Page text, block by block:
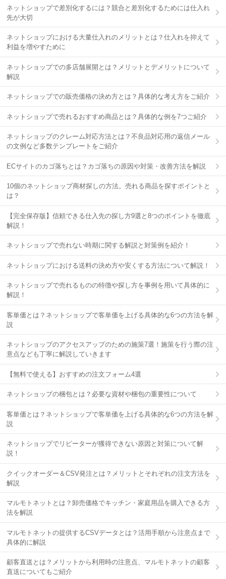
ネットショップで差別化するには？競合と差別化するためには仕入れ
先が大切
ネットショップにおける大量仕入れのメリットとは？仕入れを抑えて
利益を増やすために
ネットショップでの多店舗展開とは？メリットとデメリットについて
解説
ネットショップでの販売価格の決め方とは？具体的な考え方をご紹介
ネットショップで売れるおすすめ商品とは？具体的な例を7つご紹介
ネットショップのクレーム対応方法とは？不良品対応用の返信メール
の文例など多数テンプレートをご紹介
ECサイトのカゴ落ちとは？カゴ落ちの原因や対策・改善方法を解説
10個のネットショップ商材探しの方法。売れる商品を探すポイントと
は？
【完全保存版】信頼できる仕入先の探し方9選と8つのポイントを徹底
解説！
ネットショップで売れない時期に関する解説と対策例を紹介！
ネットショップにおける送料の決め方や安くする方法について解説！
ネットショップで売れるものの特徴や探し方を事例を用いて具体的に
解説！
客単価とは？ネットショップで客単価を上げる具体的な6つの方法を解
説
ネットショップのアクセスアップのための施策7選！施策を行う際の注
意点なども丁寧に解説していきます
【無料で使える】おすすめの注文フォーム4選
ネットショップの梱包とは？必要な資材や梱包の重要性について
客単価とは？ネットショップで客単価を上げる具体的な6つの方法を解
説
ネットショップでリピーターが獲得できない原因と対策について解
説！
クイックオーダー＆CSV発注とは？メリットとそれぞれの注文方法を
解説
マルモトネットとは？卸売価格でキッチン・家庭用品を購入できる方
法を解説
マルモトネットの提供するCSVデータとは？活用手順から注意点まで
具体的に解説
顧客直送とは？メリットから利用時の注意点、マルモトネットの顧客
直送についてもご紹介